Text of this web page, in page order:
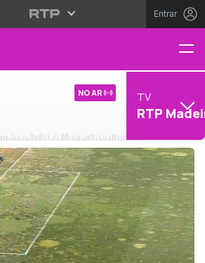
Entrar
NO AR TV
RTP